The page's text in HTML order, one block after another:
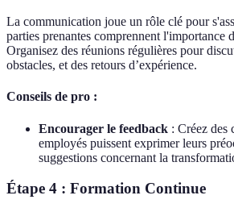
La communication joue un rôle clé pour
parties prenantes comprennent l'importance
Organisez des réunions régulières pour
obstacles, et des retours d’expérience.
Conseils de pro :
Encourager le feedback : Créez des
employés puissent exprimer leurs
suggestions concernant la
Étape 4 : Formation Continue